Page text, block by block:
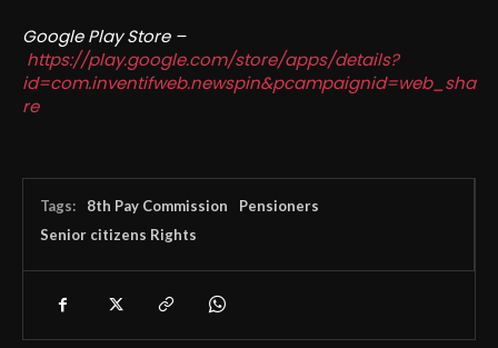
Google Play Store –
https://play.google.com/store/apps/details?
id=com.inventifweb.newspin&pcampaignid=web_sha
re
Tags: 8th Pay Commission
Pensioners
Senior citizens Rights